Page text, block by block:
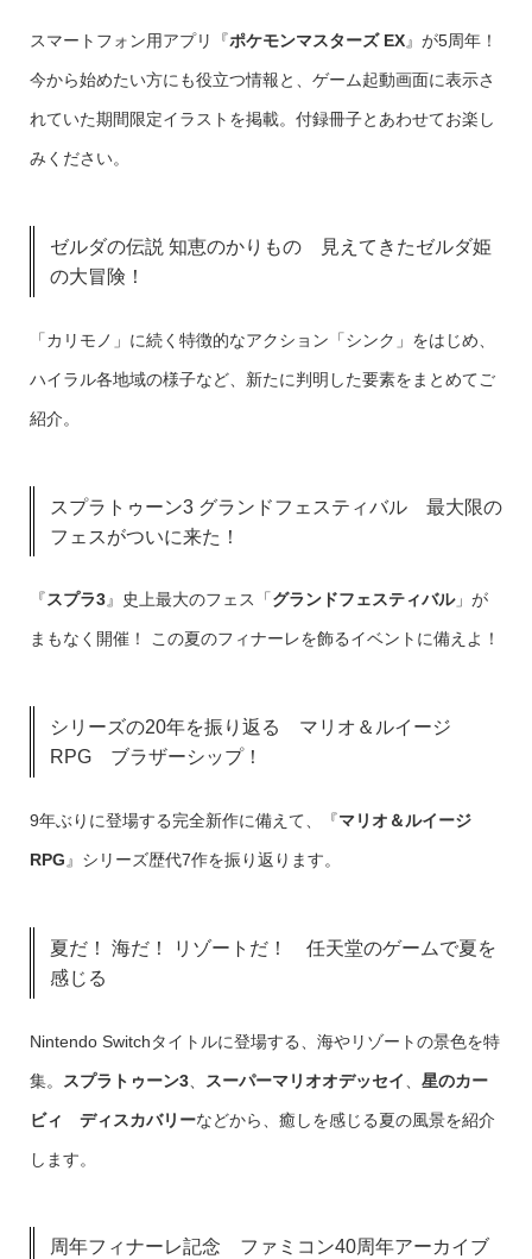
スマートフォン用アプリ『ポケモンマスターズ EX』が5周年！
今から始めたい方にも役立つ情報と、ゲーム起動画面に表示さ
れていた期間限定イラストを掲載。付録冊子とあわせてお楽し
みください。
ゼルダの伝説 知恵のかりもの 見えてきたゼルダ姫
の大冒険！
「カリモノ」に続く特徴的なアクション「シンク」をはじめ、
ハイラル各地域の様子など、新たに判明した要素をまとめてご
紹介。
スプラトゥーン3 グランドフェスティバル 最大限の
フェスがついに来た！
『スプラ3』史上最大のフェス「グランドフェスティバル」が
まもなく開催！ この夏のフィナーレを飾るイベントに備えよ！
シリーズの20年を振り返る マリオ＆ルイージ
RPG ブラザーシップ！
9年ぶりに登場する完全新作に備えて、『マリオ＆ルイージ
RPG 』シリーズ歴代7作を振り返ります。
夏だ！ 海だ！ リゾートだ！ 任天堂のゲームで夏を
感じる
Nintendo Switchタイトルに登場する、海やリゾートの景色を特
集。 スプラトゥーン3、 スーパーマリオオデッセイ 星のカー
ビィ ディスカバリーなどから、癒しを感じる夏の風景を紹介
します。
周年フィナーレ記念 ファミコン40周年アーカイブ